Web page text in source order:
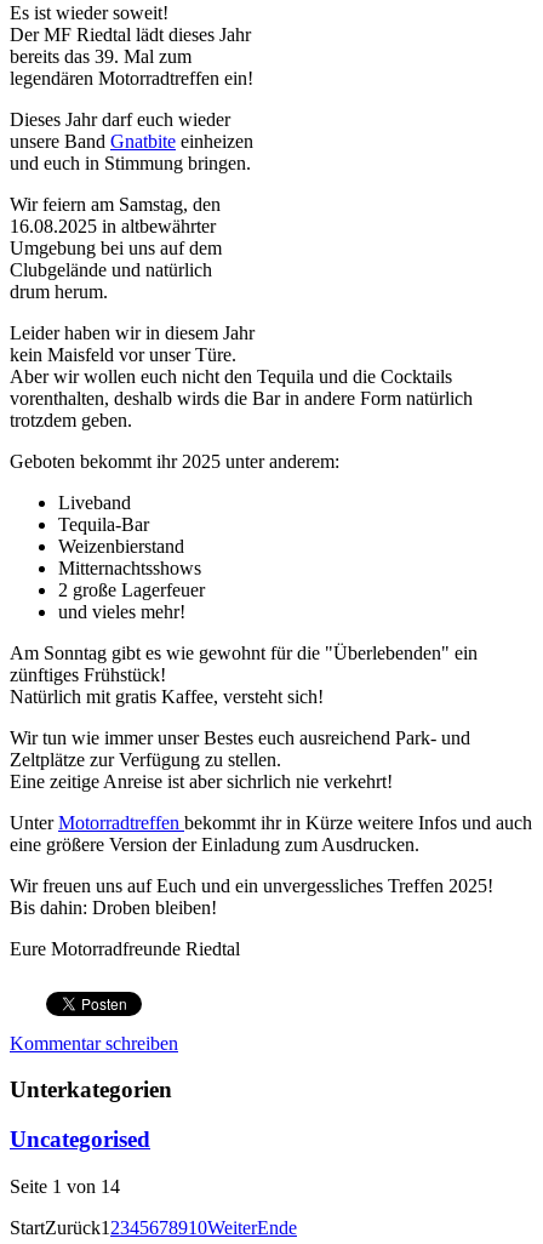
Es ist wieder soweit!
Der MF Riedtal lädt dieses Jahr
bereits das 39. Mal zum
legendären Motorradtreffen ein!
Dieses Jahr darf euch wieder
unsere Band Gnatbite einheizen
und euch in Stimmung bringen.
Wir feiern am Samstag, den
16.08.2025 in altbewährter
Umgebung bei uns auf dem
Clubgelände und natürlich
drum herum.
Leider haben wir in diesem Jahr
kein Maisfeld vor unser Türe.
Aber wir wollen euch nicht den Tequila und die Cocktails
vorenthalten, deshalb wirds die Bar in andere Form natürlich
trotzdem geben.
Geboten bekommt ihr 2025 unter anderem:
Liveband
Tequila-Bar
Weizenbierstand
Mitternachtsshows
2 große Lagerfeuer
und vieles mehr!
Am Sonntag gibt es wie gewohnt für die "Überlebenden" ein
zünftiges Frühstück!
Natürlich mit gratis Kaffee, versteht sich!
Wir tun wie immer unser Bestes euch ausreichend Park- und
Zeltplätze zur Verfügung zu stellen.
Eine zeitige Anreise ist aber sichrlich nie verkehrt!
UnterMotorradtreffen bekommt ihr in Kürze weitere Infos und auch
eine größere Version der Einladung zum Ausdrucken.
Wir freuen uns auf Euch und ein unvergessliches Treffen 2025!
Bis dahin: Droben bleiben!
Eure Motorradfreunde Riedtal
Kommentar schreiben
Unterkategorien
Uncategorised
Seite 1 von 14
StartZurück1 2345678910WeiterEnde